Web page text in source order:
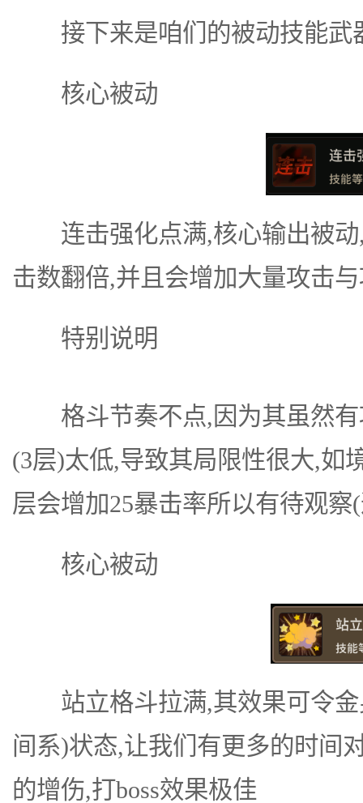
接下来是咱们的被动技能武
核心被动
连击强化点满,核心输出被动,
击数翻倍,并且会增加大量攻击
特别说明
格斗节奏不点,因为其虽然有
(3层)太低,导致其局限性很大,如
层会增加25暴击率所以有待观察
核心被动
站立格斗拉满,其效果可令金
间系)状态,让我们有更多的时间
的增伤,打boss效果极佳